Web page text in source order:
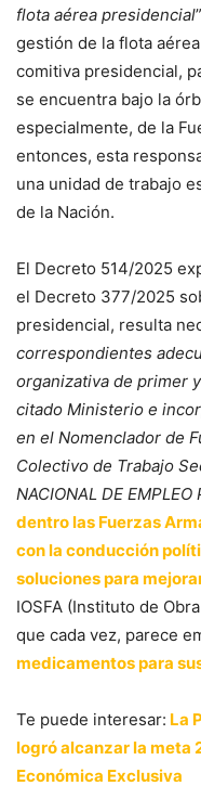
flota aérea presidencial
gestión de la flota
comitiva presidencial,
se encuentra bajo la
especialmente, de la
entonces, esta
una unidad de trabajo
de la Nación.
El Decreto 514/2025
el Decreto 377/2025
presidencial, resulta
correspondientes
organizativa de primer
citado Ministerio e
en el Nomenclador de
Colectivo de Trabajo
NACIONAL DE EMPLEO
dentro las Fuerzas
con la conducción
soluciones para
IOSFA (Instituto de
que cada vez, parece
medicamentos para
Te puede interesar: La
logró alcanzar la meta
Económica Exclusiva